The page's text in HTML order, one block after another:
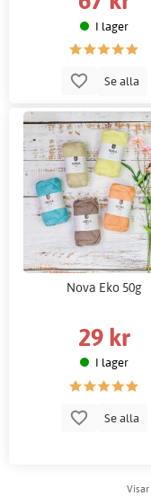
I lager
Se alla
Nova Eko 50g
29 kr
I lager
Se alla
Visar